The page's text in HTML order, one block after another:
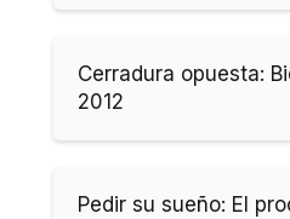
Cerradura opuesta:
2012
Pedir su sueño: El